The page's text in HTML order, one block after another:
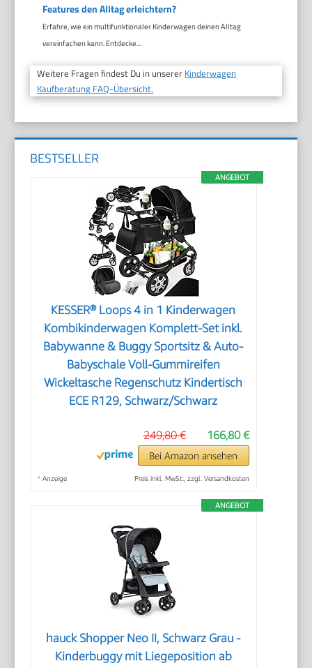
Features den Alltag erleichtern?
Erfahre, wie ein multifunktionaler Kinderwagen deinen Alltag
vereinfachen kann. Entdecke...
Weitere Fragen findest Du in unserer Kinderwagen
Kaufberatung FAQ-Übersicht.
BESTSELLER
ANGEBOT
KESSER® Loops 4 in 1 Kinderwagen
Kombikinderwagen Komplett-Set inkl.
Babywanne & Buggy Sportsitz & Auto-
Babyschale Voll-Gummireifen
Wickeltasche Regenschutz Kindertisch
ECE R129, Schwarz/Schwarz
166,80 €
249,80 €
Bei Amazon ansehen
* Anzeige Preis inkl. MwSt., zzgl. Versandkosten
ANGEBOT
hauck Shopper Neo II, Schwarz Grau -
Kinderbuggy mit Liegeposition ab